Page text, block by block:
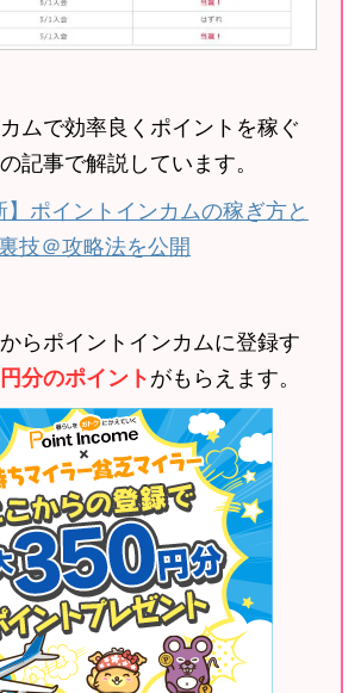
ムで効率良くポイントを稼ぐ
記事で解説しています。
ポイントインカムの稼ぎ方と
裏技＠攻略法を公開
らポイントインカムに登録す
分のポイントがもらえます。